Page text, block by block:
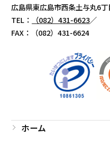
広島県東広島市西条土与丸6
TEL：
（082）431-6623／
FAX：（082）431-6624
ホーム